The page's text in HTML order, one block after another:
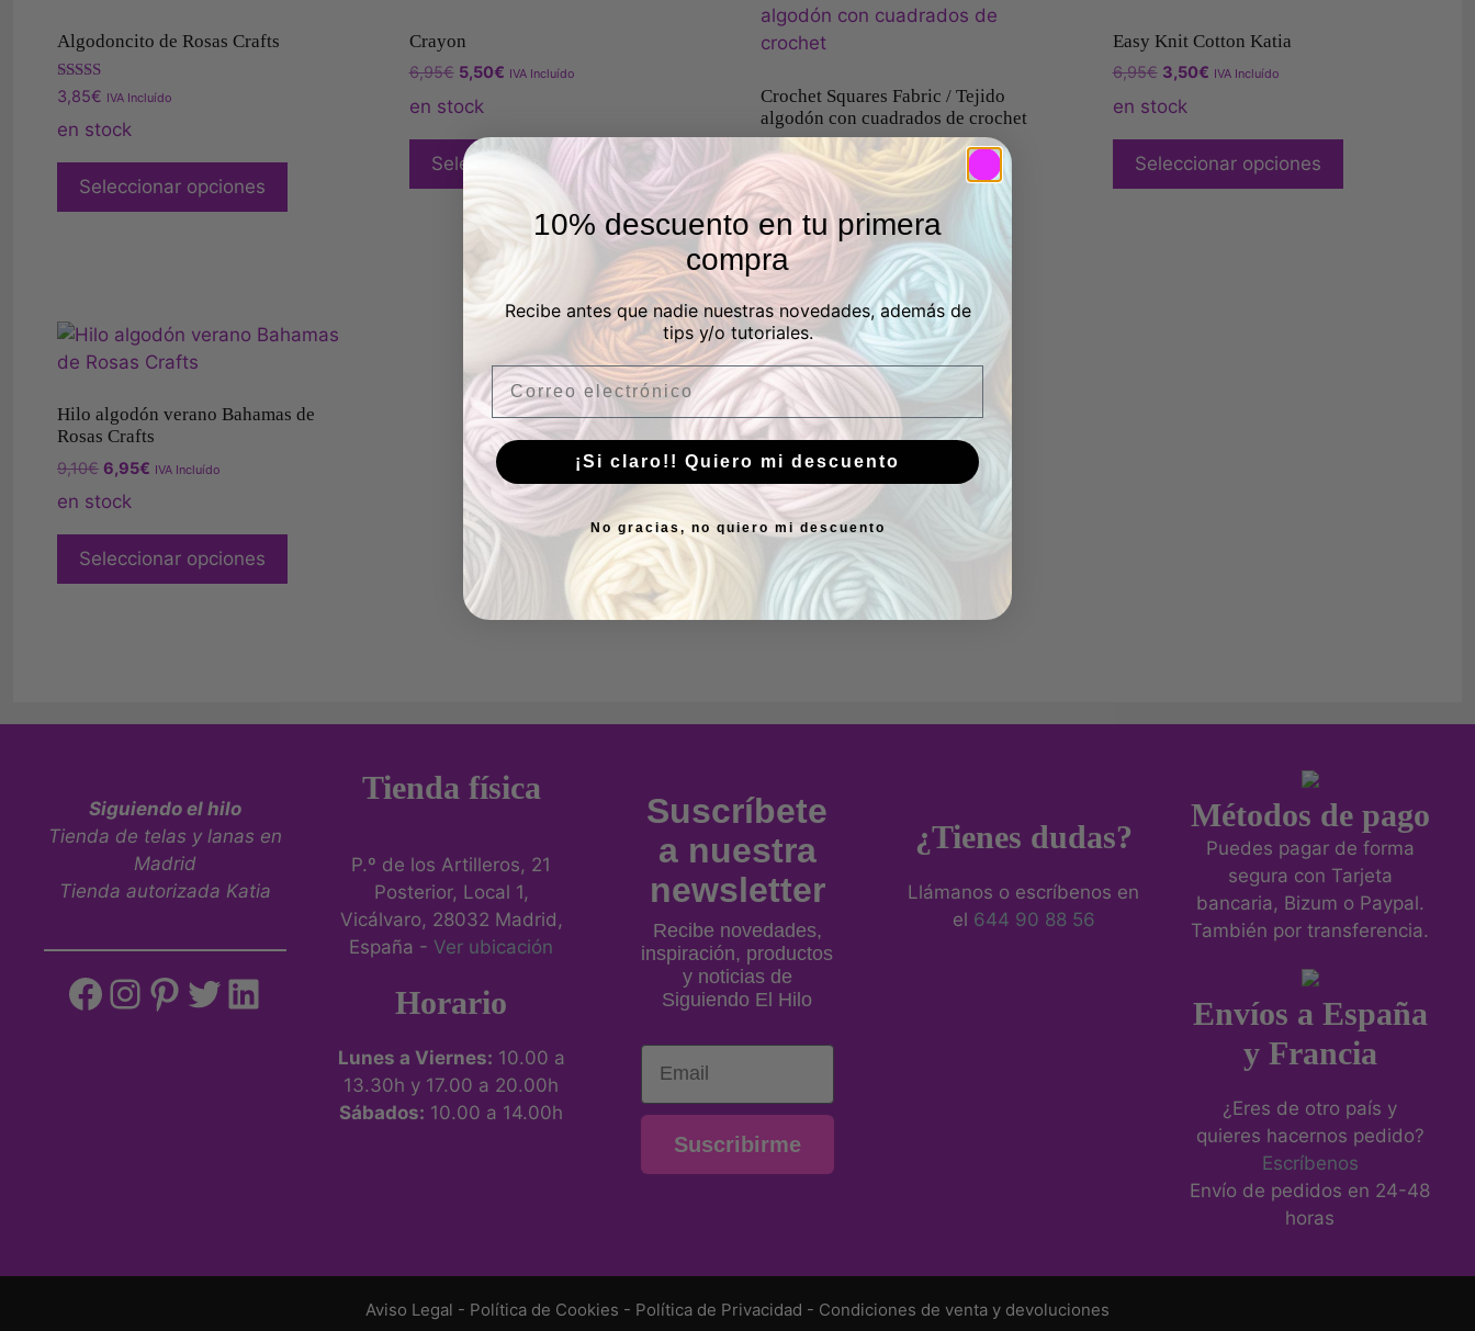
Algodoncito de Rosas Crafts
Valorado
con
4.00
de 5
3,85€ IVA Incluído
en stock
Seleccionar opciones
Crayon
6,95€ 5,50€ IVA Incluído
en stock
Seleccionar opciones
Crochet Squares Fabric / Tejido
algodón con cuadrados de crochet
6,25 € IVA Incluído
17 en stock
Añadir al carrito
Easy Knit Cotton Katia
6,95€ 3,50€ IVA Incluído
en stock
Seleccionar opciones
Hilo algodón verano Bahamas de
Rosas Crafts
9,10€ 6,95€ IVA Incluído
en stock
Seleccionar opciones
Siguiendo el hilo
Tienda de telas y lanas en
Madrid
Tienda autorizada Katia
Tienda física
P.º de los Artilleros, 21
Posterior, Local 1,
Vicálvaro, 28032 Madrid,
España - Ver ubicación
Horario
Lunes a Viernes: 10.00 a
13.30h y 17.00 a 20.00h
Sábados: 10.00 a 14.00h
Suscríbete
a nuestra
newsletter
Recibe novedades,
inspiración, productos
y noticias de
Siguiendo El Hilo
Email
Suscribirme
¿Tienes dudas?
Llámanos o escríbenos en
el 644 90 88 56
Métodos de pago
Puedes pagar de forma
segura con Tarjeta
bancaria, Bizum o Paypal.
También por transferencia.
Envíos a España
y Francia
¿Eres de otro país y
quieres hacernos pedido?
Escríbenos
Envío de pedidos en 24-48
horas
Aviso Legal - Política de Cookies - Política de Privacidad - Condiciones de venta y devoluciones
10% descuento en tu primera
compra
Recibe antes que nadie nuestras novedades, además de
tips y/o tutoriales.
Email
¡Si claro!! Quiero mi descuento
No gracias, no quiero mi descuento